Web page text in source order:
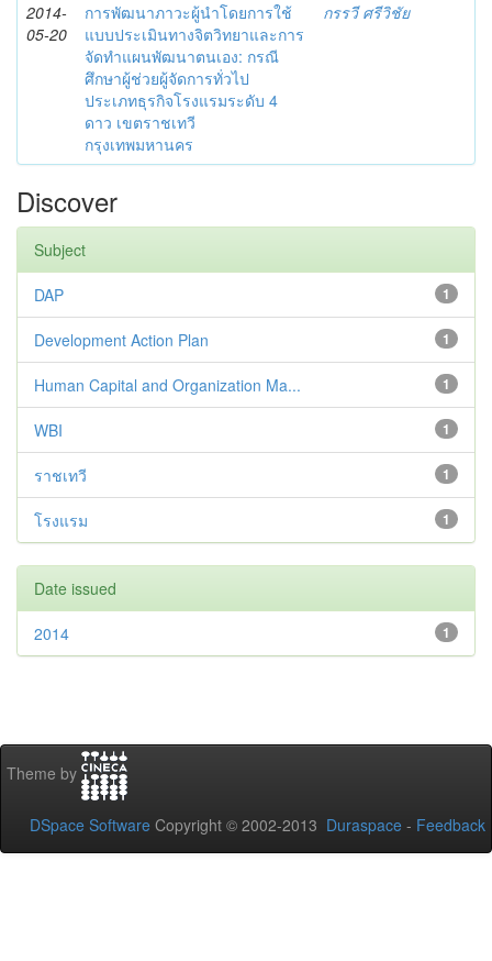
2014-
05-20
การพัฒนาภาวะผู้นำโดยการใช้
แบบประเมินทางจิตวิทยาและการ
จัดทำแผนพัฒนาตนเอง: กรณี
ศึกษาผู้ช่วยผู้จัดการทั่วไป
ประเภทธุรกิจโรงแรมระดับ 4
ดาว เขตราชเทวี
กรุงเทพมหานคร
กรรวี ศรีวิชัย
Discover
Subject
1
DAP
1
Development Action Plan
1
Human Capital and Organization Ma...
1
WBI
1
ราชเทวี
1
โรงแรม
Date issued
1
2014
Theme by
DSpace Software Copyright © 2002-2013 Duraspace - Feedback